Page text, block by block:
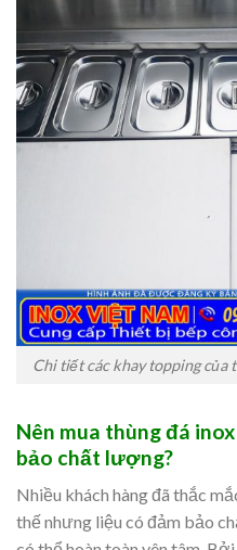
Chi tiết các khay topping của
Nên mua thùng đá
bảo chất lượng?
Nhiều khách hàng đã thắc
thế nhưng liệu có đảm bảo